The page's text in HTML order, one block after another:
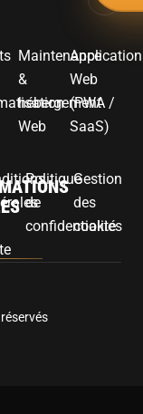
Maintenance
&
hébergement
Web
Application
Web
(PWA /
SaaS)
Politique
de
confidentialité
Gestion
des
cookies